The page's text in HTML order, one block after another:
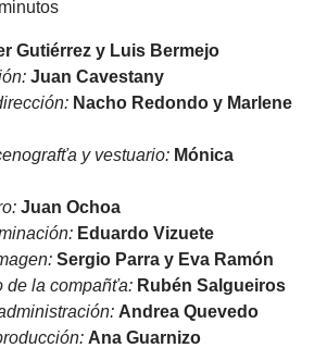
Gutiérrez y Luis Bermejo
Juan Cavestany
Nacho Redondo y Marlene
y vestuario: Mónica
Juan Ochoa
Eduardo Vizuete
Sergio Parra y Eva Ramón
de la compañťa: Rubén Salgueiros
Andrea Quevedo
Ana Guarnizo